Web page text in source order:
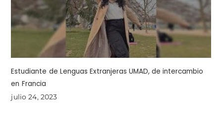
Estudiante de Lenguas Extranjeras UMAD, de intercambio
en Francia
julio 24, 2023